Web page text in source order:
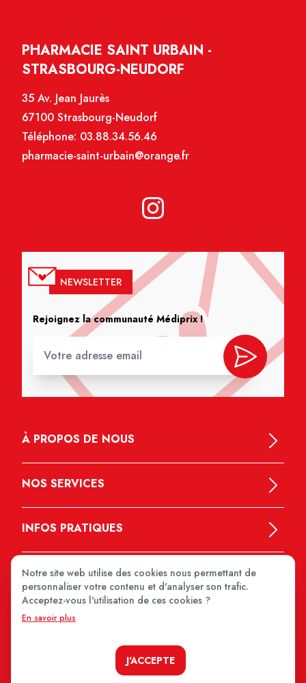
PHARMACIE SAINT URBAIN -
STRASBOURG-NEUDORF
35 Av. Jean Jaurès
67100 Strasbourg-Neudorf
Téléphone: 03.88.34.56.46
pharmacie-saint-urbain@orange.fr
NEWSLETTER
Rejoignez la communauté Médiprix !
À PROPOS DE NOUS
NOS SERVICES
INFOS PRATIQUES
Notre site web utilise des cookies nous permettant de
personnaliser votre contenu et d'analyser son trafic.
Acceptez-vous l'utilisation de ces cookies ?
En savoir plus
J'ACCEPTE